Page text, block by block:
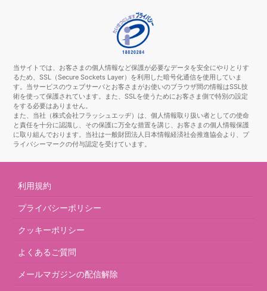
当サイトでは、お客さまの個人情報など保護が必要なデータを安全にやりとりす
るため、SSL（Secure Sockets Layer）を利用した暗号化通信を使用していま
す。当サービスのウェブサーバとお客さまがお使いのブラウザ間の情報はSSL技
術を使って保護されています。また、SSLを使うためにお客さま側で特別の設定
をする必要はありません。
また、当社（株式会社フラッシュエッヂ）は、個人情報取り扱い者としての使命
と責任を十分に認識し、その保護に万全な措置を講じ、お客さまの個人情報保護
に取り組んでおります。当社は一般財団法人日本情報経済社会推進協会より、プ
ライバシーマークの付与認定を受けています。
利用規約
プライバシーポリシー
クッキーポリシー
よくあるご質問
メールマガジンの配信解除